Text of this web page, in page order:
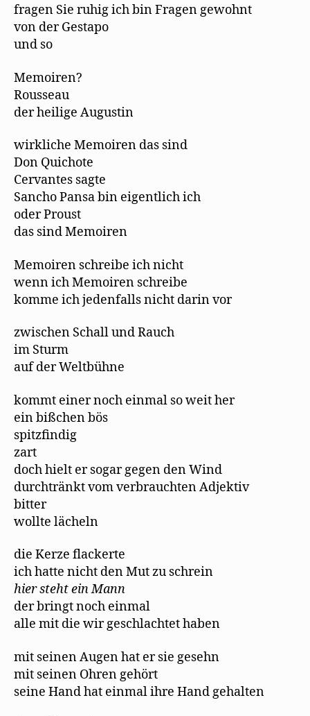
fragen Sie ruhig ich bin Fragen gewohnt
von der Gestapo
und so
Memoiren?
Rousseau
der heilige Augustin
wirkliche Memoiren das sind
Don Quichote
Cervantes sagte
Sancho Pansa bin eigentlich ich
oder Proust
das sind Memoiren
Memoiren schreibe ich nicht
wenn ich Memoiren schreibe
komme ich jedenfalls nicht darin vor
zwischen Schall und Rauch
im Sturm
auf der Weltbühne
kommt einer noch einmal so weit her
ein bißchen bös
spitzfindig
zart
doch hielt er sogar gegen den Wind
durchtränkt vom verbrauchten Adjektiv
bitter
wollte lächeln
die Kerze flackerte
ich hatte nicht den Mut zu schrein
hier steht ein Mann
der bringt noch einmal
alle mit die wir geschlachtet haben
mit seinen Augen hat er sie gesehn
mit seinen Ohren gehört
seine Hand hat einmal ihre Hand gehalten